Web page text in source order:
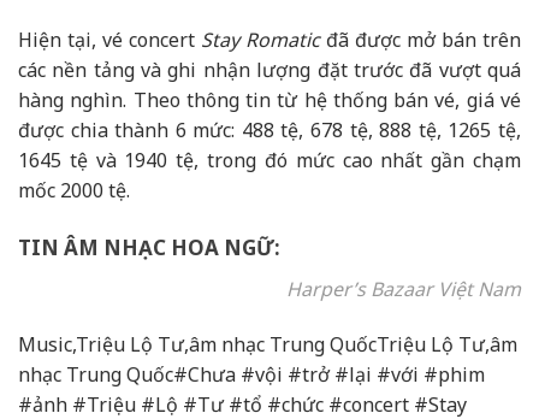
Hiện tại, vé concert Stay Romaticđã được mở bán trên
các nền tảng và ghi nhận lượng đặt trước đã vượt quá
hàng nghìn. Theo thông tin từ hệ thống bán vé, giá vé
được chia thành 6 mức: 488 tệ, 678 tệ, 888 tệ, 1265 tệ,
1645 tệ và 1940 tệ, trong đó mức cao nhất gần chạm
mốc 2000 tệ.
TIN ÂM NHẠC HOA NGỮ:
Harper’s Bazaar Việt Nam
Music,Triệu Lộ Tư,âm nhạc Trung QuốcTriệu Lộ Tư,âm
nhạc Trung Quốc#Chưa #vội #trở #lại #với #phim
#ảnh #Triệu #Lộ #Tư #tổ #chức #concert #Stay